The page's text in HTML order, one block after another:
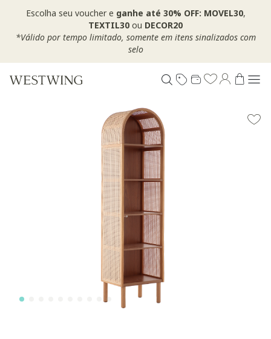
Escolha seu voucher e ganhe até 30% OFF: MOVEL30,
TEXTIL30 ou DECOR20
*Válido por tempo limitado, somente em itens sinalizados com
selo